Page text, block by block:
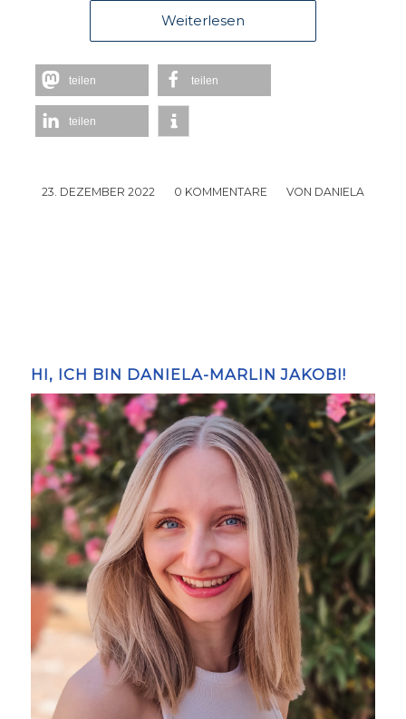
Weiterlesen
teilen teilen
teilen
23. DEZEMBER 2022
/ 0 KOMMENTARE
/ VON DANIELA
HI, ICH BIN DANIELA-MARLIN JAKOBI!